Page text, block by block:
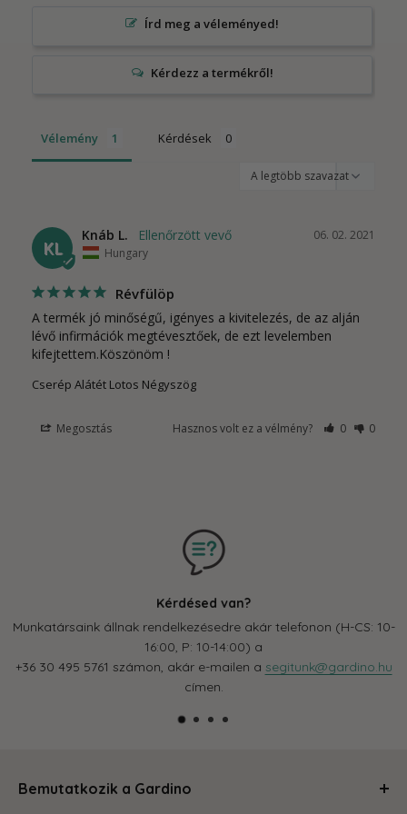
Írd meg a véleményed!
Vélemény Kérdések
KL
06. 02. 2021
Knáb L.
Hungary
Révfülöp
A termék jó minőségű, igényes a kivitelezés, de az alján
lévő infirmációk megtévesztőek, de ezt levelemben
kifejtettem.Köszönöm !
Cserép Alátét Lotos Négyszög
Megosztás Hasznos volt ez a vélmény? 0 0
Kérdésed van?
Munkatársaink állnak rendelkezésedre akár telefonon (H-CS: 10-
16:00, P: 10-14:00) a
+36 30 495 5761 számon, akár e-mailen a segitunk@gardino.hu
címen.
Bemutatkozik a Gardino